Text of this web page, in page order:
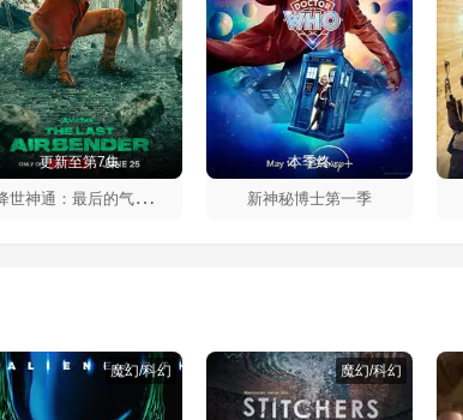
更新至第7集
降
世神通：最后的气宗第二季
本季终
新神秘博士第一季
魔幻/科幻 魔幻/科幻